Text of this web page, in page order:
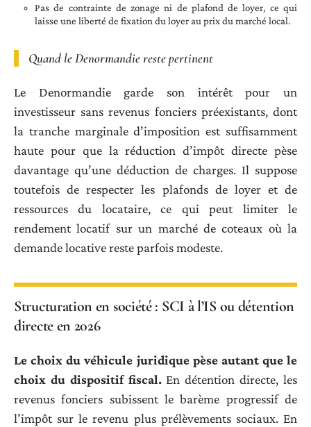
Pas de contrainte de zonage ni de plafond de loyer, ce qui
laisse une liberté de fixation du loyer au prix du marché local.
Quand le Denormandie reste pertinent
Le Denormandie garde son intérêt pour un
investisseur sans revenus fonciers préexistants, dont
la tranche marginale d’imposition est suffisamment
haute pour que la réduction d’impôt directe pèse
davantage qu’une déduction de charges. Il suppose
toutefois de respecter les plafonds de loyer et de
ressources du locataire, ce qui peut limiter le
rendement locatif sur un marché de coteaux où la
demande locative reste parfois modeste.
Structuration en société : SCI à l’IS ou détention
directe en 2026
Le choix du véhicule juridique pèse autant que le
choix du dispositif fiscal.En détention directe, les
revenus fonciers subissent le barème progressif de
l’impôt sur le revenu plus prélèvements sociaux. En